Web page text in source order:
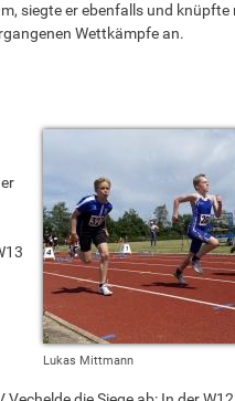
siegte er ebenfalls und knüpfte
Wettkämpfe an.
Lukas Mittmann